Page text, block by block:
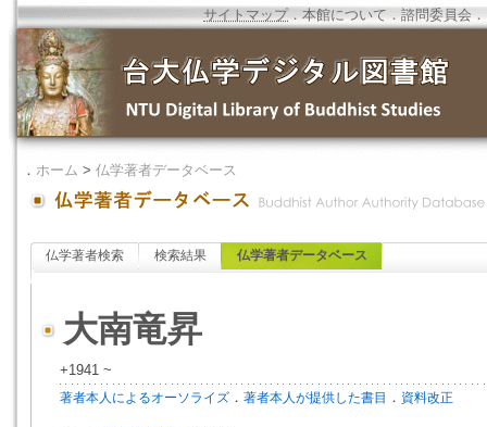
サイトマップ．本館について ．諮問委員会 ．
． ホーム > 仏学著者データベース
仏学著者検索 検索結果 仏学著者データベース
大南竜昇
+1941 ~
著者本人によるオーソライズ ． 著者本人が提供した書目 ． 資料改正